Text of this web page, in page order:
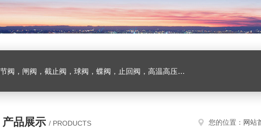
阀，球阀，蝶阀，止回阀，高温高压电站阀门及油田铝厂专用阀门，各种电磁阀，液压气动元件
产品展示 / PRODUCTS 您的位置： 网站